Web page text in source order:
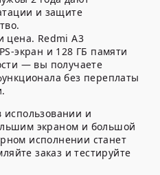
и защите
цена. Redmi A3
экран и 128 ГБ памяти
— вы получаете
без переплаты
использовании и
экраном и большой
исполнении станет
заказ и тестируйте